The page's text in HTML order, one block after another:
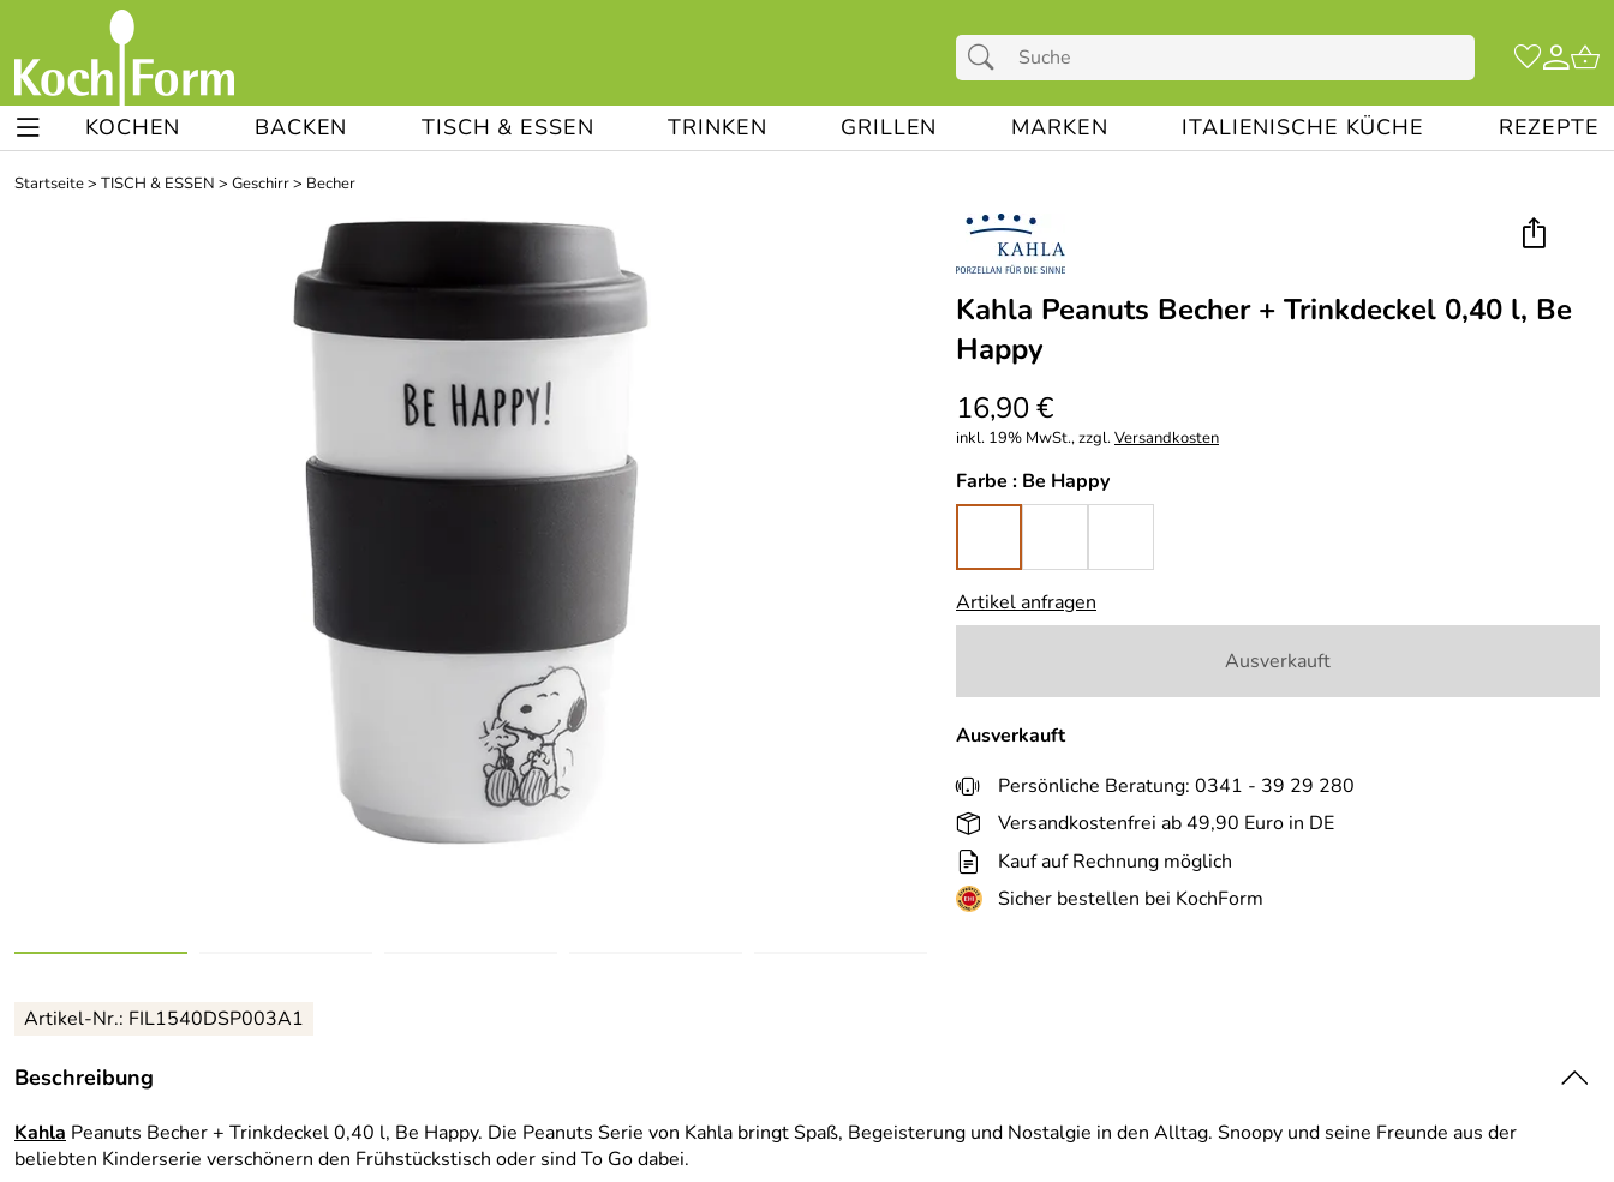
KOCHEN BACKEN TISCH & ESSEN TRINKEN GRILLEN MARKEN ITALIENISCHE KÜCHE REZEPTE
Startseite> TISCH & ESSEN > Geschirr> Becher
Kahla Peanuts Becher + Trinkdeckel 0,40 l, Be
Happy
16,90 €
inkl. 19% MwSt., zzgl.Versandkosten
Farbe : Be Happy
Artikel anfragen
Ausverkauft
Ausverkauft
Persönliche Beratung: 0341 - 39 29 280
Versandkostenfrei ab 49,90 Euro in DE
Kauf auf Rechnung möglich
Sicher bestellen bei KochForm
Artikel-Nr.: FIL1540DSP003A1
Beschreibung
Kahla Peanuts Becher + Trinkdeckel 0,40 l, Be Happy. Die Peanuts Serie von Kahla bringt Spaß, Begeisterung und Nostalgie in den Alltag. Snoopy und seine Freunde aus der
beliebten Kinderserie verschönern den Frühstückstisch oder sind To Go dabei.